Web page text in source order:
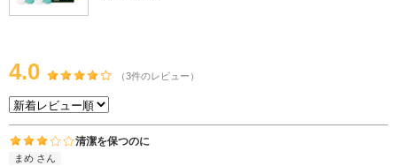
4.0 （3件のレビュー）
清潔を保つのに
まめ さん